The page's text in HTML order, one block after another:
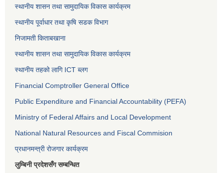
स्थानीय शासन तथा सामुदायिक विकास कार्यक्रम
स्थानीय पूर्वाधार तथा कृषि सडक विभाग
निजामती किताबखाना
स्थानीय शासन तथा सामुदायिक विकास कार्यक्रम
स्थानीय तहको लागि ICT ब्लग
Financial Comptroller General Office
Public Expenditure and Financial Accountability (PEFA)
Ministry of Federal Affairs and Local Development
National Natural Resources and Fiscal Commision
प्रधानमन्त्री रोजगार कार्यक्रम
लुम्बिनी प्रदेशसँग सम्बन्धित